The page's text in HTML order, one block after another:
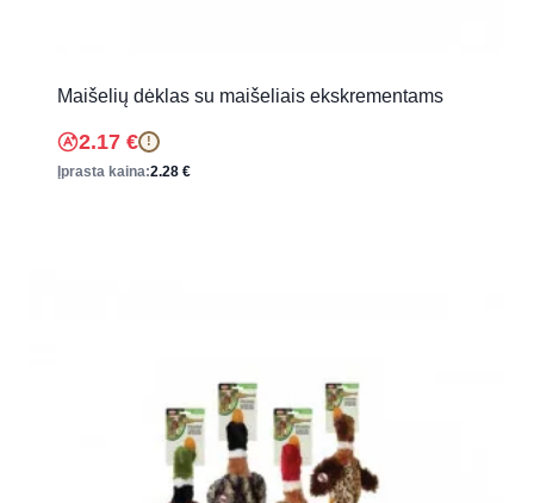
Maišelių dėklas su maišeliais ekskrementams
2.17 € !
Įprasta kaina:2.28 €